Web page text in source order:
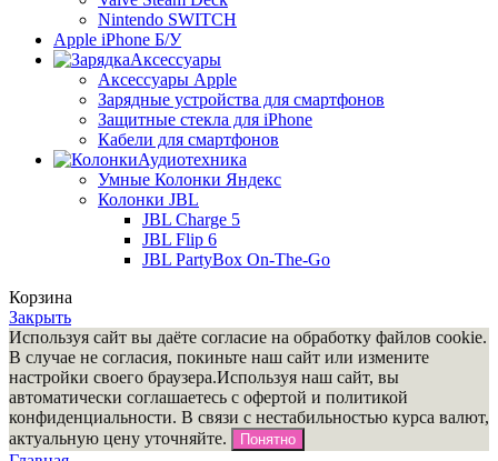
Nintendo SWITCH
Apple iPhone Б/У
Аксессуары
Аксессуары Apple
Зарядные устройства для смартфонов
Защитные стекла для iPhone
Кабели для смартфонов
Аудиотехника
Умные Колонки Яндекс
Колонки JBL
JBL Charge 5
JBL Flip 6
JBL PartyBox On-The-Go
Корзина
Закрыть
Используя сайт вы даёте согласие на обработку файлов cookie.
В случае не согласия, покиньте наш сайт или измените
настройки своего браузера.Используя наш сайт, вы
автоматически соглашаетесь с офертой и политикой
конфиденциальности. В связи c нестабильностью курса валют,
актуальную цену уточняйте.
Понятно